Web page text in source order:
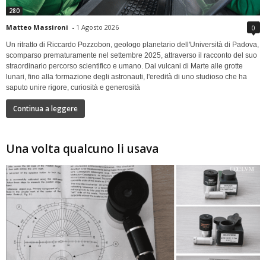
280
Matteo Massironi - 1 Agosto 2026 0
Un ritratto di Riccardo Pozzobon, geologo planetario dell'Università di Padova,
scomparso prematuramente nel settembre 2025, attraverso il racconto del suo
straordinario percorso scientifico e umano. Dai vulcani di Marte alle grotte
lunari, fino alla formazione degli astronauti, l'eredità di uno studioso che ha
saputo unire rigore, curiosità e generosità
Continua a leggere
Una volta qualcuno li usava